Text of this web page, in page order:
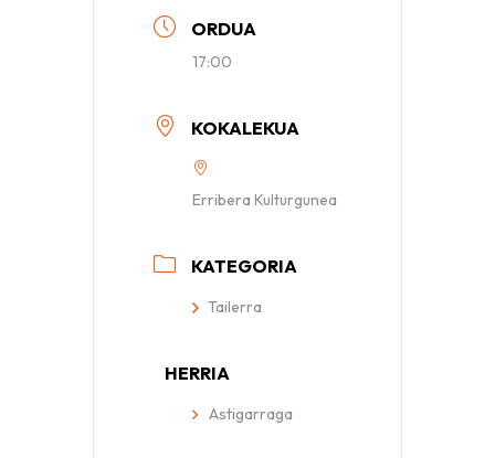
ORDUA
17:00
KOKALEKUA
Erribera Kulturgunea
KATEGORIA
Tailerra
HERRIA
Astigarraga